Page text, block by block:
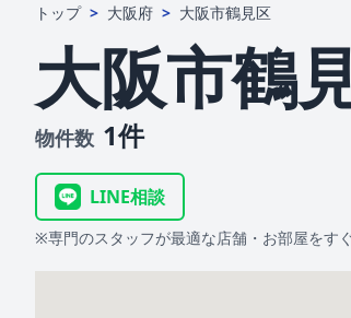
トップ > 大阪府 > 大阪市鶴見区
大阪市鶴
物件数 1件
LINE相談
※専門のスタッフが最適な店舗・お部屋をす